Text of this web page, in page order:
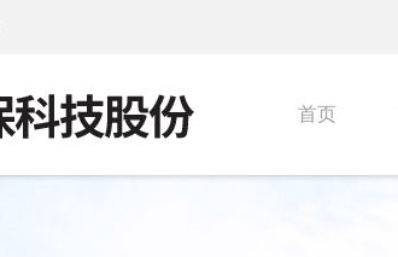
首页